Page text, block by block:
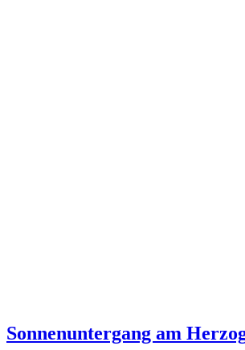
Sonnenuntergang am